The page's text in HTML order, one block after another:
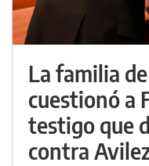
La familia
cuestionó a
testigo que
contra